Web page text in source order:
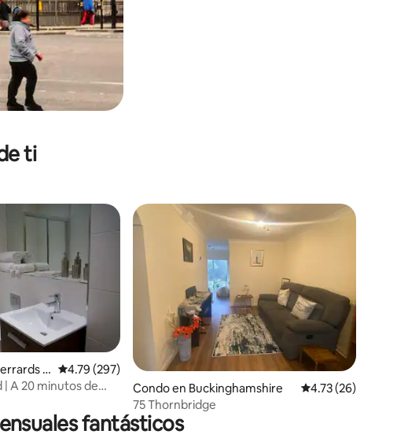
ti
78 reseñas
C Calificación promedio: 4.79 de 5, 297 reseñas
4.79 (297)
A 20 minutos de
Condo en Buckinghamshire Calificación
4.73 (26)
75 Thornbridge
fantásticos